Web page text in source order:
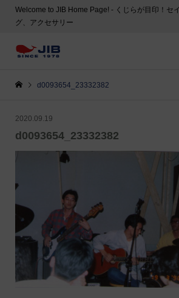
Welcome to JIB Home Page! ‐ くじらが目印！セ
グ、アクセサリー
d0093654_23332382
2020.09.19
d0093654_23332382